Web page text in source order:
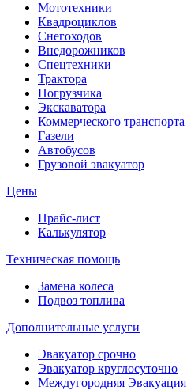
Мототехники
Квадроциклов
Снегоходов
Внедорожников
Спецтехники
Трактора
Погрузчика
Экскаватора
Коммерческого транспорта
Газели
Автобусов
Грузовой эвакуатор
Цены
Прайс-лист
Калькулятор
Техническая помощь
Замена колеса
Подвоз топлива
Дополнительные услуги
Эвакуатор срочно
Эвакуатор круглосуточно
Междугородняя Эвакуация